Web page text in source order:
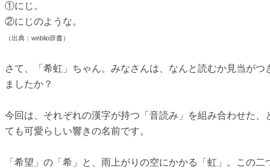
①にじ。
②にじのような。
（出典：weblio辞書）
さて、「希虹」ちゃん。みなさんは、なんと読むか見当がつ
ましたか？
今回は、それぞれの漢字が持つ「音読み」を組み合わせた、
ても可愛らしい響きの名前です。
「希望」の「希」と、雨上がりの空にかかる「虹」。この二